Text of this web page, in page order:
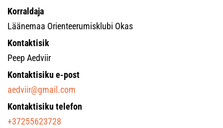
Korraldaja
Läänemaa Orienteerumisklubi Okas
Kontaktisik
Peep Aedviir
Kontaktisiku e-post
aedviir@gmail.com
Kontaktisiku telefon
+37255623728